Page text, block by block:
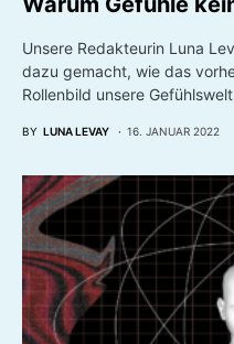
Unsere Redakteurin Luna
dazu gemacht, wie das
Rollenbild unsere
BY LUNA LEVAY 16. JANUAR 2022